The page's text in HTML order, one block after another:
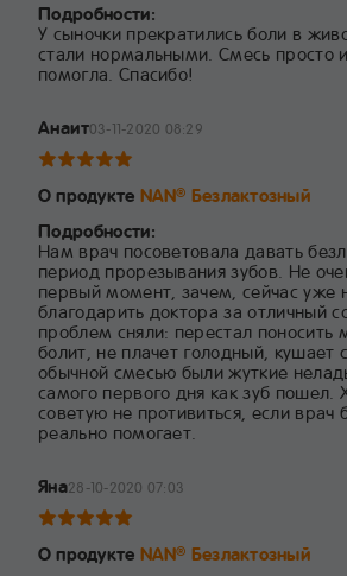
Подробности:
У сыночки прекратились боли в
стали нормальными. Смесь просто
помогла. Спасибо!
Анаит03-11-2020 08:29
О продукте NAN® Безлактозный
Подробности:
Нам врач посоветовала давать
период прорезывания зубов. Не
первый момент, зачем, сейчас уже
благодарить доктора за отличный
проблем сняли: перестал
болит, не плачет голодный, кушает
обычной смесью были жуткие
самого первого дня как зуб пошел.
советую не противиться, если врач
реально помогает.
Яна28-10-2020 07:03
О продукте NAN® Безлактозный